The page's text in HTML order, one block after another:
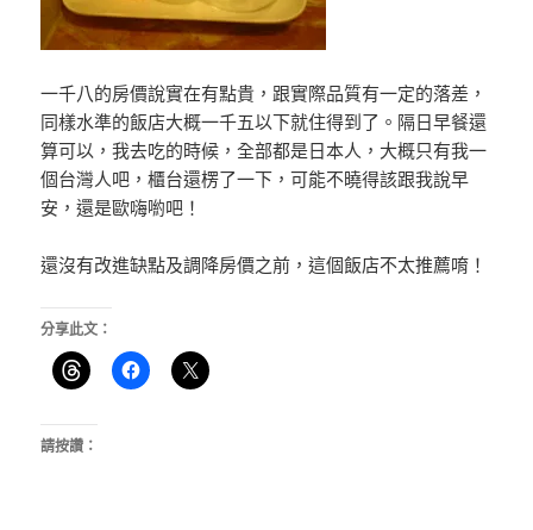
一千八的房價說實在有點貴，跟實際品質有一定的落差，
同樣水準的飯店大概一千五以下就住得到了。隔日早餐還
算可以，我去吃的時候，全部都是日本人，大概只有我一
個台灣人吧，櫃台還楞了一下，可能不曉得該跟我說早
安，還是歐嗨喲吧！
還沒有改進缺點及調降房價之前，這個飯店不太推薦唷！
分享此文：
請按讚：